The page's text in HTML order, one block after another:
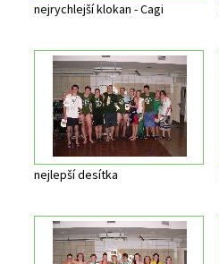
nejrychlejší klokan - Cagi
nejlepší desítka